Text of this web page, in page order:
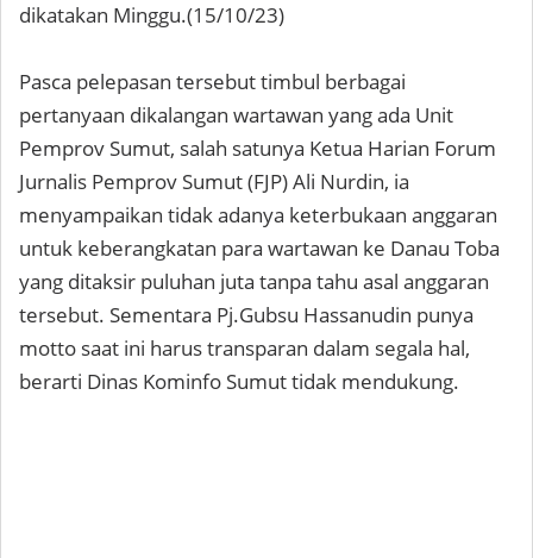
dikatakan Minggu.(15/10/23)
Pasca pelepasan tersebut timbul berbagai
pertanyaan dikalangan wartawan yang ada Unit
Pemprov Sumut, salah satunya Ketua Harian Forum
Jurnalis Pemprov Sumut (FJP) Ali Nurdin, ia
menyampaikan tidak adanya keterbukaan anggaran
untuk keberangkatan para wartawan ke Danau Toba
yang ditaksir puluhan juta tanpa tahu asal anggaran
tersebut. Sementara Pj.Gubsu Hassanudin punya
motto saat ini harus transparan dalam segala hal,
berarti Dinas Kominfo Sumut tidak mendukung.